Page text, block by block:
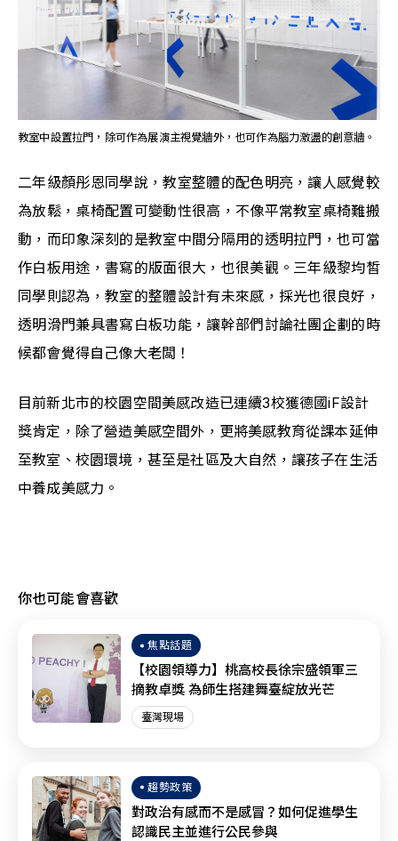
教室中設置拉門，除可作為展演主視覺牆外，也可作為腦力激盪的創意牆。
二年級顏彤恩同學說，教室整體的配色明亮，讓人感覺較
為放鬆，桌椅配置可變動性很高，不像平常教室桌椅難搬
動，而印象深刻的是教室中間分隔用的透明拉門，也可當
作白板用途，書寫的版面很大，也很美觀。三年級黎均皙
同學則認為，教室的整體設計有未來感，採光也很良好，
透明滑門兼具書寫白板功能，讓幹部們討論社團企劃的時
候都會覺得自己像大老闆！
目前新北市的校園空間美感改造已連續3校獲德國iF設計
獎肯定，除了營造美感空間外，更將美感教育從課本延伸
至教室、校園環境，甚至是社區及大自然，讓孩子在生活
中養成美感力。
你也可能會喜歡
焦點話題
【校園領導力】桃高校長徐宗盛領軍三
摘教卓獎 為師生搭建舞臺綻放光芒
臺灣現場
趨勢政策
對政治有感而不是感冒？如何促進學生
認識民主並進行公民參與